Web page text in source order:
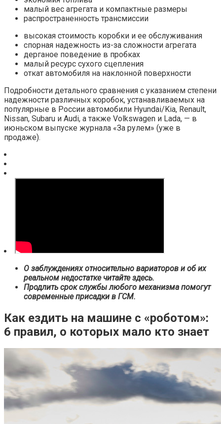
малый вес агрегата и компактные размеры
распространенность трансмиссии
высокая стоимость коробки и ее обслуживания
спорная надежность из-за сложности агрегата
дерганое поведение в пробках
малый ресурс сухого сцепления
откат автомобиля на наклонной поверхности
Подробности детального сравнения с указанием степени
надежности различных коробок, устанавливаемых на
популярные в России автомобили Hyundai/Kia, Renault,
Nissan, Subaru и Аudi, а также Volkswagen и Lada, — в
июньском выпуске журнала «За рулем» (уже в
продаже).
О заблуждениях относительно вариаторов и об их
реальном недостатке читайте здесь.
Продлить срок службы любого механизма помогут
современные присадки в ГСМ.
Как ездить на машине с «роботом»:
6 правил, о которых мало кто знает